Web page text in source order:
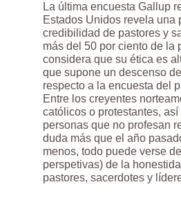
La última encuesta Gallup
Estados Unidos revela una
credibilidad de pastores y
más del 50 por ciento de la
considera que su ética es
que supone un descenso
respecto a la encuesta del
Entre los creyentes
católicos o protestantes, así
personas que no profesan
duda más que el año
menos, todo puede verse
perspetivas) de la
pastores, sacerdotes y